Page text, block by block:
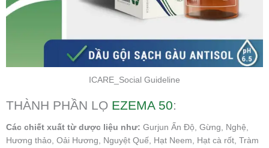
ICARE_Social Guideline
THÀNH PHẦN LỌ EZEMA 50:
Các chiết xuất từ dược liệu như: Gurjun Ấn Độ, Gừng, Nghệ,
Hương thảo, Oải Hương, Nguyệt Quế, Hạt Neem, Hạt cà rốt, Tràm